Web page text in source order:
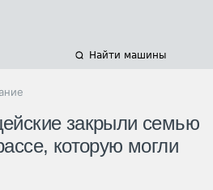
Найти машины
закрыли семью
которую могли